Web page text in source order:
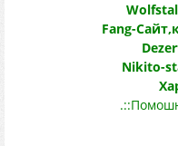
Fang-
Nikito-